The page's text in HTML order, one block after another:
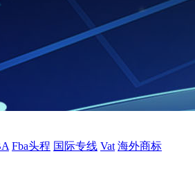
Fba头程 国际专线 Vat 海外商标